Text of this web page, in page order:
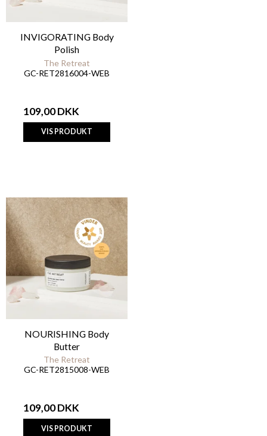
INVIGORATING Body
Polish
The Retreat
GC-RET2816004-WEB
109,00 DKK
VIS PRODUKT
NOURISHING Body
Butter
The Retreat
GC-RET2815008-WEB
109,00 DKK
VIS PRODUKT